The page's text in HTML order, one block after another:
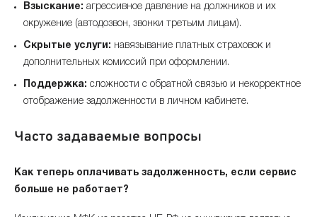
Взыскание: агрессивное давление на должников и их
окружение (автодозвон, звонки третьим лицам).
Скрытые услуги: навязывание платных страховок и
дополнительных комиссий при оформлении.
Поддержка: сложности с обратной связью и некорректное
отображение задолженности в личном кабинете.
Часто задаваемые вопросы
Как теперь оплачивать задолженность, если сервис
больше не работает?